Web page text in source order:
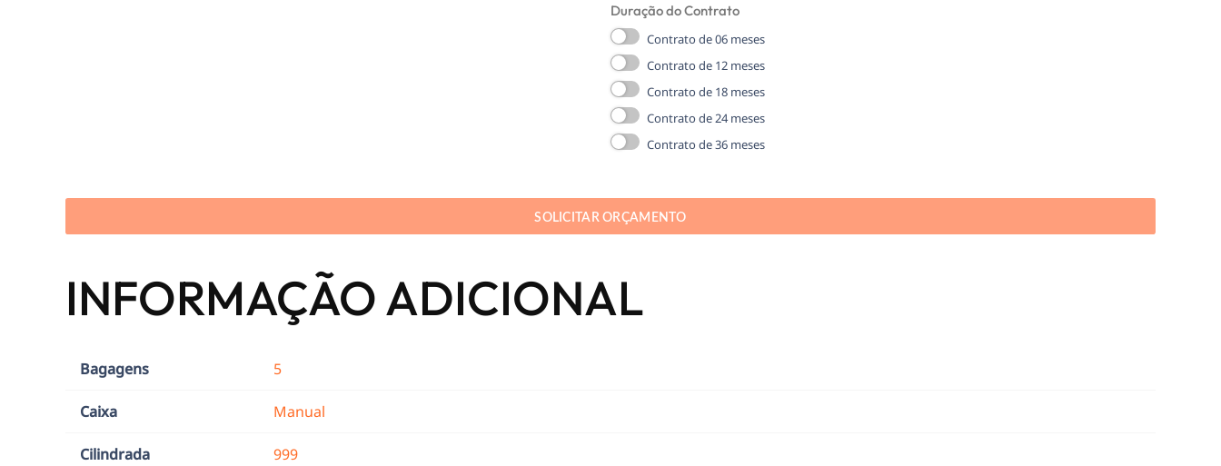
Duração do Contrato
Contrato de 06 meses
Contrato de 12 meses
Contrato de 18 meses
Contrato de 24 meses
Contrato de 36 meses
SOLICITAR ORÇAMENTO
INFORMAÇÃO ADICIONAL
Bagagens 5
Caixa Manual
Cilindrada 999